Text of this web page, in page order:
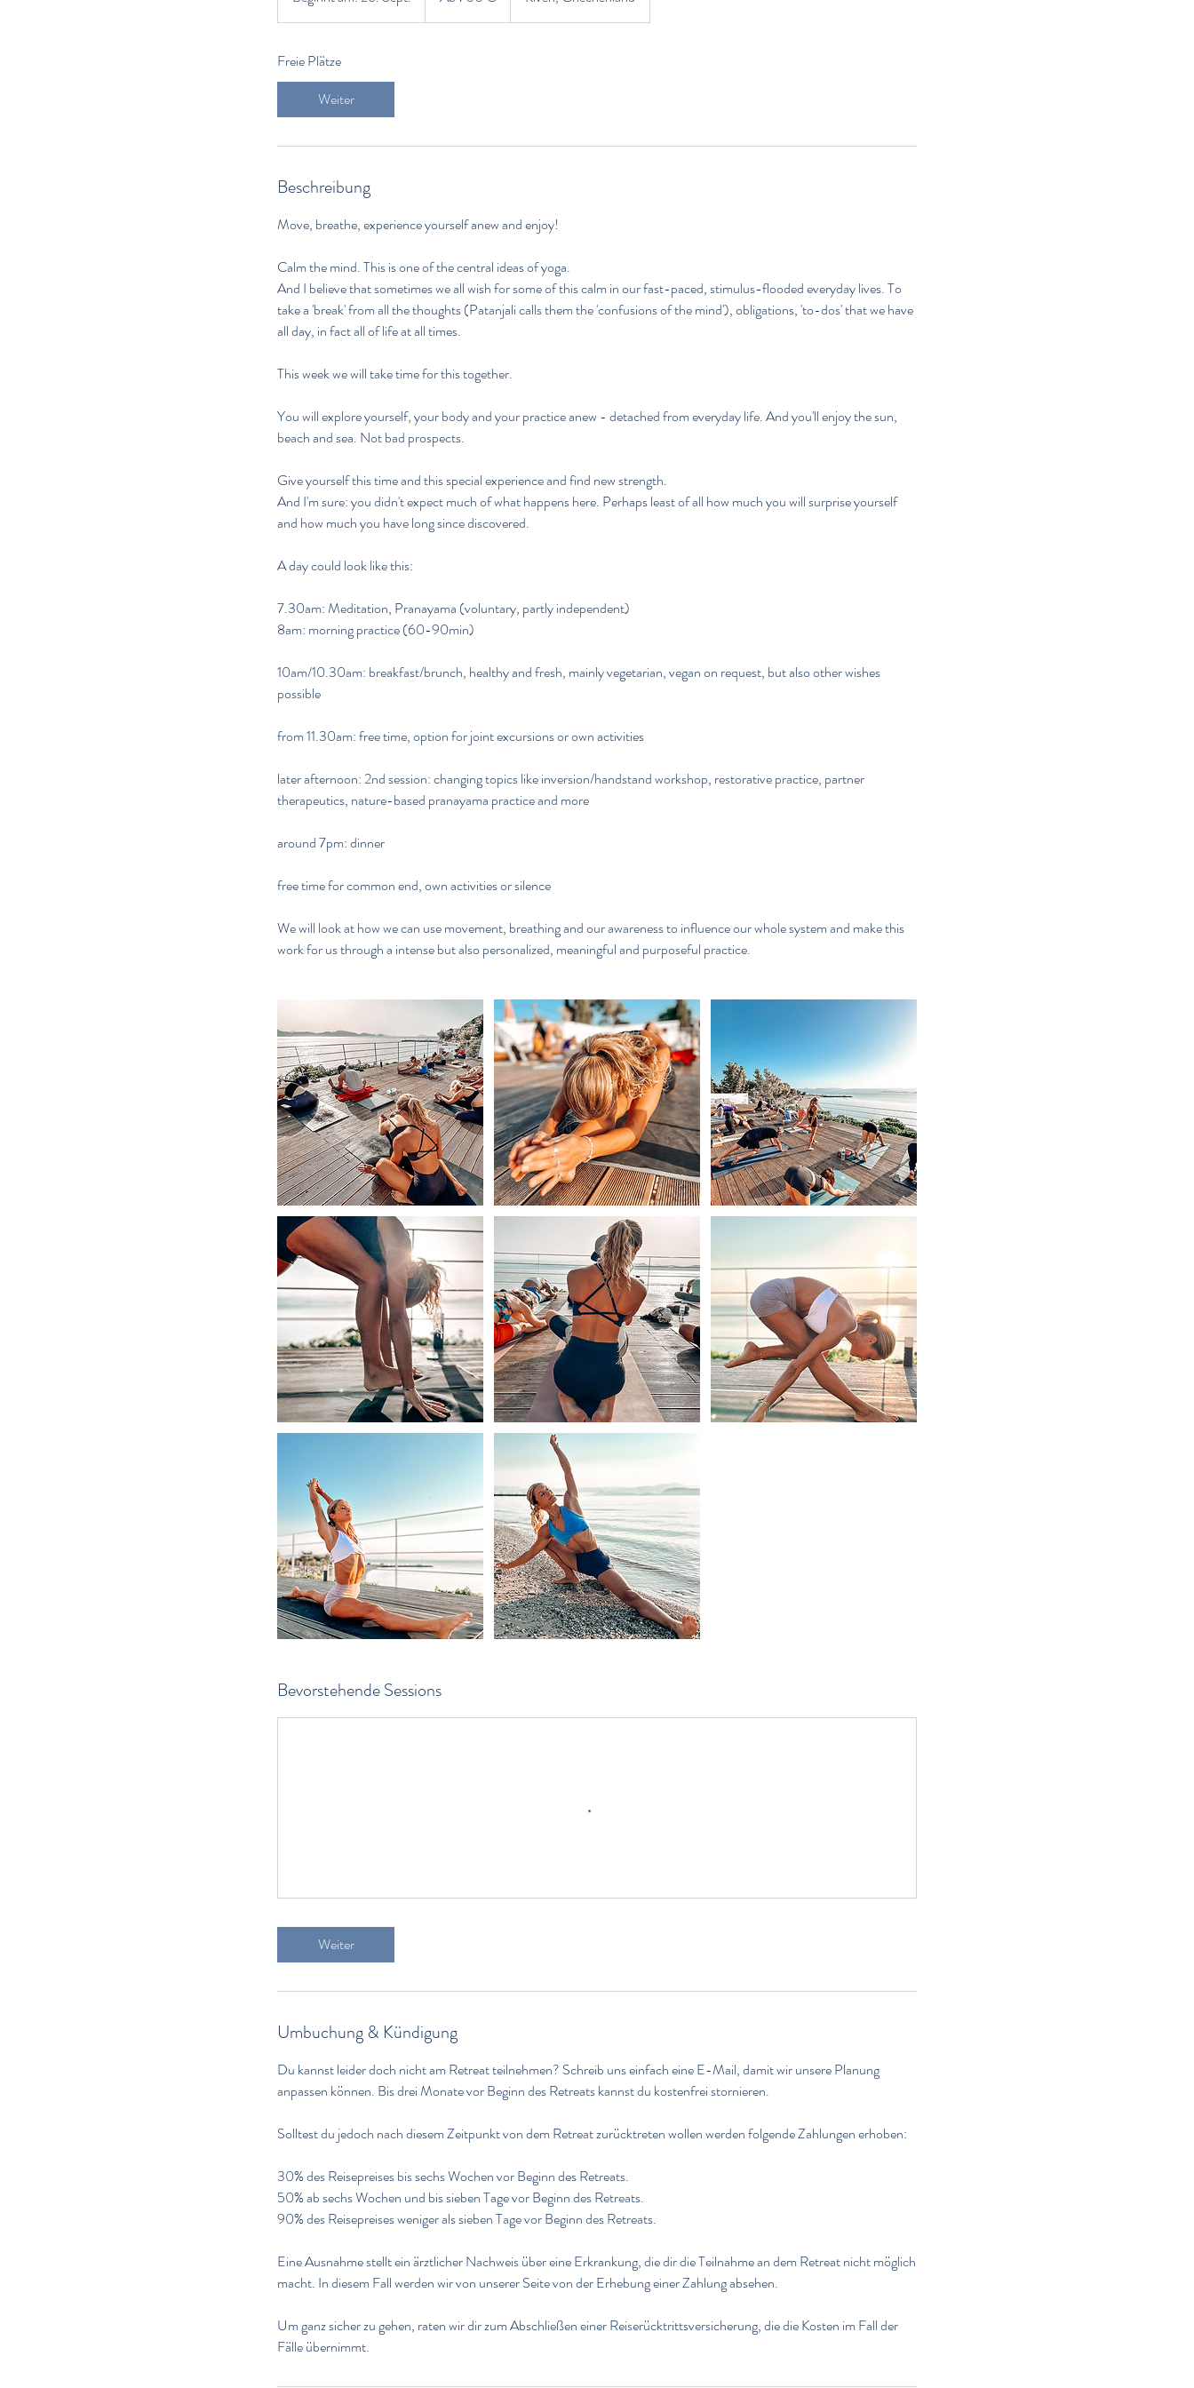
e
a
6
S
e
p
t
Freie Plätze
Weiter
Beschreibung
Move, breathe, experience yourself anew and enjoy!
Calm the mind. This is one of the central ideas of yoga.
And I believe that sometimes we all wish for some of this calm in our fast-paced, stimulus-flooded everyday lives. To
take a 'break' from all the thoughts (Patanjali calls them the 'confusions of the mind'), obligations, 'to-dos' that we have
all day, in fact all of life at all times.
This week we will take time for this together.
You will explore yourself, your body and your practice anew - detached from everyday life. And you'll enjoy the sun,
beach and sea. Not bad prospects.
Give yourself this time and this special experience and find new strength.
And I'm sure: you didn't expect much of what happens here. Perhaps least of all how much you will surprise yourself
and how much you have long since discovered.
A day could look like this:
7.30am: Meditation, Pranayama (voluntary, partly independent)
8am: morning practice (60-90min)
10am/10.30am: breakfast/brunch, healthy and fresh, mainly vegetarian, vegan on request, but also other wishes
possible
from 11.30am: free time, option for joint excursions or own activities
later afternoon: 2nd session: changing topics like inversion/handstand workshop, restorative practice, partner
therapeutics, nature-based pranayama practice and more
around 7pm: dinner
free time for common end, own activities or silence
We will look at how we can use movement, breathing and our awareness to influence our whole system and make this
work for us through a intense but also personalized, meaningful and purposeful practice.
Bevorstehende Sessions
Weiter
Umbuchung & Kündigung
Du kannst leider doch nicht am Retreat teilnehmen? Schreib uns einfach eine E-Mail, damit wir unsere Planung
anpassen können. Bis drei Monate vor Beginn des Retreats kannst du kostenfrei stornieren.
Solltest du jedoch nach diesem Zeitpunkt von dem Retreat zurücktreten wollen werden folgende Zahlungen erhoben:
30% des Reisepreises bis sechs Wochen vor Beginn des Retreats.
50% ab sechs Wochen und bis sieben Tage vor Beginn des Retreats.
90% des Reisepreises weniger als sieben Tage vor Beginn des Retreats.
Eine Ausnahme stellt ein ärztlicher Nachweis über eine Erkrankung, die dir die Teilnahme an dem Retreat nicht möglich
macht. In diesem Fall werden wir von unserer Seite von der Erhebung einer Zahlung absehen.
Um ganz sicher zu gehen, raten wir dir zum Abschließen einer Reiserücktrittsversicherung, die die Kosten im Fall der